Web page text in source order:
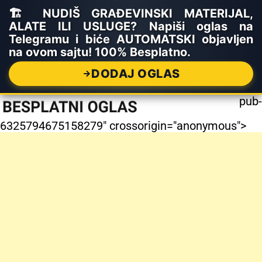
🏗️ NUDIŠ GRAĐEVINSKI MATERIJAL,
ALATE ILI USLUGE? Napiši oglas na
Telegramu i biće AUTOMATSKI objavljen
na ovom sajtu! 100% Besplatno.
DODAJ OGLAS
pub-
6325794675158279" crossorigin="anonymous">